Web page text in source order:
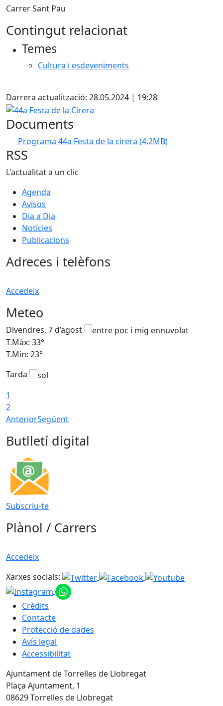
Carrer Sant Pau
Contingut relacionat
Temes
Cultura i esdeveniments
Darrera actualització: 28.05.2024 | 19:28
44a Festa de la Cirera
Documents
Programa 44a Festa de la cirera (4.2MB)
RSS
L'actualitat a un clic
Agenda
Avisos
Dia a Dia
Notícies
Publicacions
Adreces i telèfons
Accedeix
Meteo
Divendres, 7 d’agost
T.Màx: 33°
T.Min: 23°
Tarda
1
2
AnteriorSegüent
Butlletí digital
Subscriu-te
Plànol / Carrers
Accedeix
Xarxes socials:
Crèdits
Contacte
Protecció de dades
Avís legal
Accessibilitat
Ajuntament de Torrelles de Llobregat
Plaça Ajuntament, 1
08629 Torrelles de Llobregat